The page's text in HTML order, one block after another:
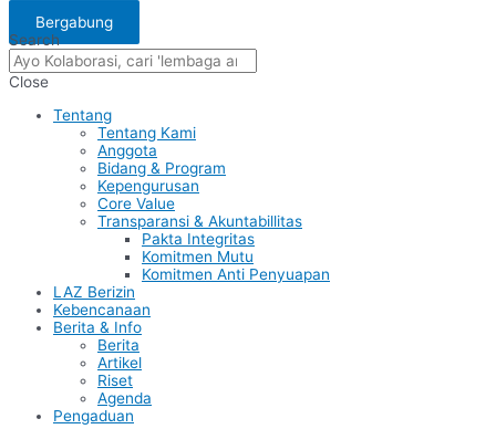
Bergabung
Search
Close
Tentang
Tentang Kami
Anggota
Bidang & Program
Kepengurusan
Core Value
Transparansi & Akuntabillitas
Pakta Integritas
Komitmen Mutu
Komitmen Anti Penyuapan
LAZ Berizin
Kebencanaan
Berita & Info
Berita
Artikel
Riset
Agenda
Pengaduan